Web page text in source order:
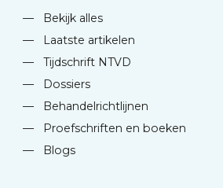
—
Bekijk alles
—
Laatste artikelen
—
Tijdschrift NTVD
—
Dossiers
—
Behandelrichtlijnen
—
Proefschriften en boeken
—
Blogs